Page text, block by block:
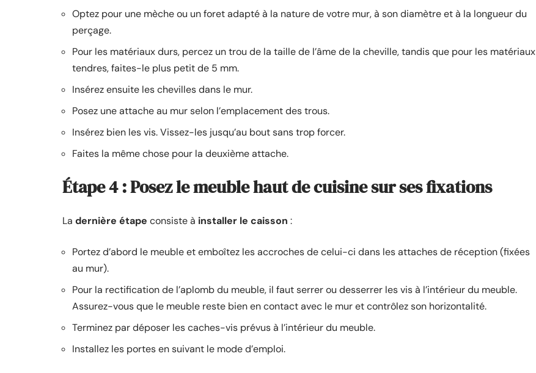
Optez pour une mèche ou un foret adapté à la nature de votre mur, à son diamètre et à la longueur du
perçage.
Pour les matériaux durs, percez un trou de la taille de l’âme de la cheville, tandis que pour les matériaux
tendres, faites-le plus petit de 5 mm.
Insérez ensuite les chevilles dans le mur.
Posez une attache au mur selon l’emplacement des trous.
Insérez bien les vis. Vissez-les jusqu’au bout sans trop forcer.
Faites la même chose pour la deuxième attache.
Étape 4 : Posez le meuble haut de cuisine sur ses fixations
La dernière étape consiste à installer le caisson :
Portez d’abord le meuble et emboîtez les accroches de celui-ci dans les attaches de réception (fixées
au mur).
Pour la rectification de l’aplomb du meuble, il faut serrer ou desserrer les vis à l’intérieur du meuble.
Assurez-vous que le meuble reste bien en contact avec le mur et contrôlez son horizontalité.
Terminez par déposer les caches-vis prévus à l’intérieur du meuble.
Installez les portes en suivant le mode d’emploi.